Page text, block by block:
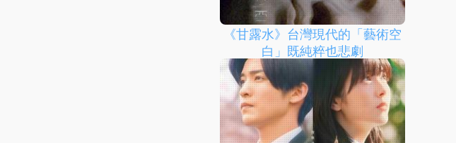
《甘露水》台灣現代的「藝術空
白」既純粹也悲劇